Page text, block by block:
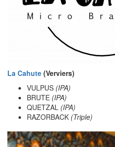
La Cahute (Verviers)
VULPUS (IPA)
BRUTE (IPA)
QUETZAL (IPA)
RAZORBACK (Triple)